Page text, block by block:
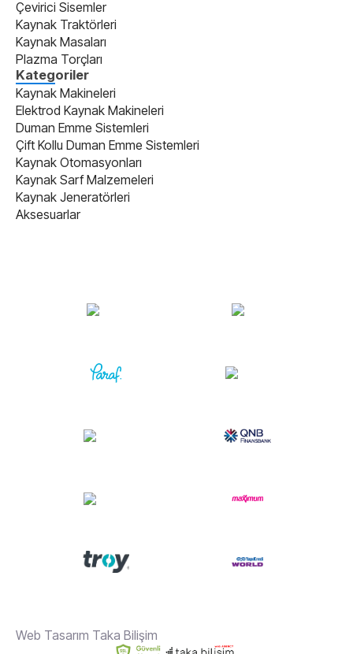
Çevirici Sisemler
Kaynak Traktörleri
Kaynak Masaları
Plazma Torçları
Kategoriler
Kaynak Makineleri
Elektrod Kaynak Makineleri
Duman Emme Sistemleri
Çift Kollu Duman Emme Sistemleri
Kaynak Otomasyonları
Kaynak Sarf Malzemeleri
Kaynak Jeneratörleri
Aksesuarlar
Web Tasarım Taka Bilişim